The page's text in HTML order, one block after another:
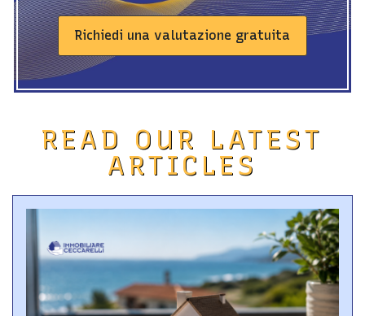
Richiedi una valutazione gratuita
READ OUR LATEST
ARTICLES